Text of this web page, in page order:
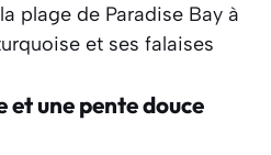
plage de Paradise Bay à
et ses falaises
et une pente douce